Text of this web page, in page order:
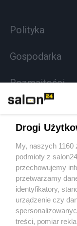
Polityka
Gospodarka
Rozmaitości
Sport
Społeczeństwo
Kultura
Drogi
My, naszych 1160
podmioty z
przechowujemy
przetwarzamy
identyfikatory,
urządzenie czy
treści, pomiar